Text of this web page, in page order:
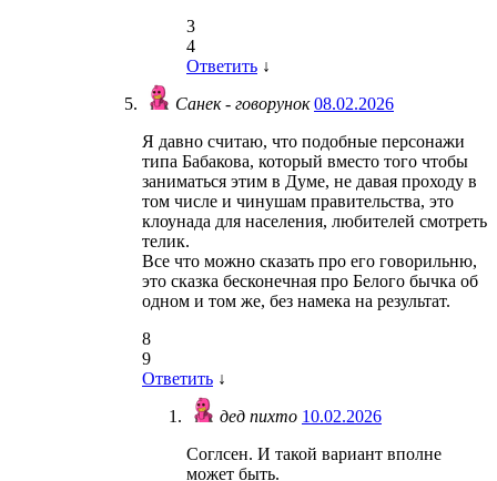
3
4
Ответить ↓
Санек - говорунок08.02.2026
Я давно считаю, что подобные персонажи
типа Бабакова, который вместо того чтобы
заниматься этим в Думе, не давая проходу в
том числе и чинушам правительства, это
клоунада для населения, любителей смотреть
телик.
Все что можно сказать про его говорильню,
это сказка бесконечная про Белого бычка об
одном и том же, без намека на результат.
8
9
Ответить ↓
дед пихто 10.02.2026
Соглсен. И такой вариант вполне
может быть.